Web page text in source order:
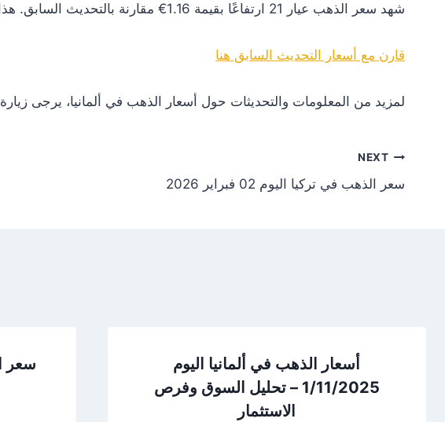
شهد سعر الذهب عيار 21 ارتفاعًا بقيمة 1.16€ مقارنة بالتحديث السابق. هذا التغير يعكس زيادة في الطلب أو تأثيرات إيجابية من الأسواق العالمية.
قارن مع أسعار التحديث السابق هنا
لمزيد من المعلومات والتحديثات حول أسعار الذهب في ألمانيا، يرجى زيارة
NEXT
سعر الذهب في تركيا اليوم 02 فبراير 2026
أسعار الذهب في ألمانيا اليوم
1/11/2025 – تحليل السوق وفرص
الاستثمار